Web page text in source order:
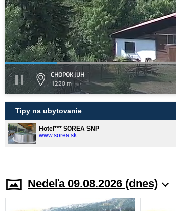
CHOPOK JUH
1220 m
Tipy na ubytovanie
Hotel*** SOREA SNP
www.sorea.sk
Nedeľa 09.08.2026 (dnes)